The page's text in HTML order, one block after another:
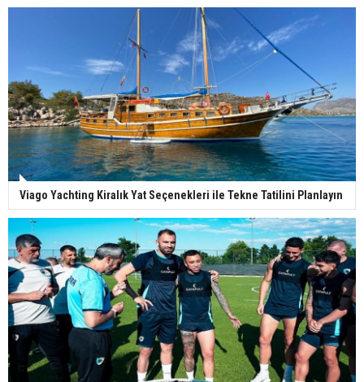
Viago Yachting Kiralık Yat Seçenekleri ile Tekne Tatilini Planlayın